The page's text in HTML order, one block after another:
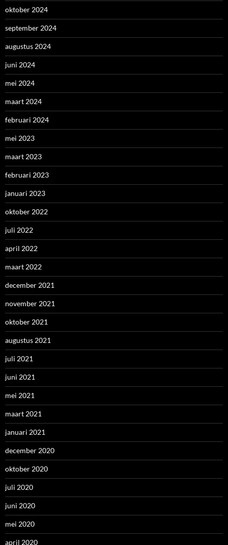
oktober 2024
september 2024
augustus 2024
juni 2024
mei 2024
maart 2024
februari 2024
mei 2023
maart 2023
februari 2023
januari 2023
oktober 2022
juli 2022
april 2022
maart 2022
december 2021
november 2021
oktober 2021
augustus 2021
juli 2021
juni 2021
mei 2021
maart 2021
januari 2021
december 2020
oktober 2020
juli 2020
juni 2020
mei 2020
april 2020